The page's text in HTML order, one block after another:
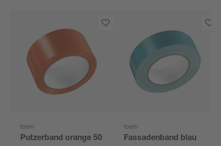
toom
Putzerband orange 50
toom
Fassadenband blau